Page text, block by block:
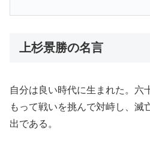
上杉景勝の名言
自分は良い時代に生まれた。六
もって戦いを挑んで対峙し、滅
出である。